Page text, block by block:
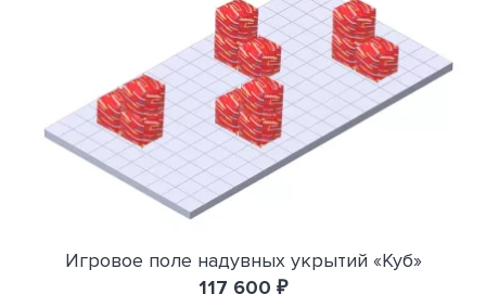
Игровое поле надувных укрытий «Куб»
117 600 ₽